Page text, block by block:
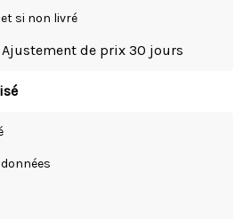
si non livré
Ajustement de prix 30 jours